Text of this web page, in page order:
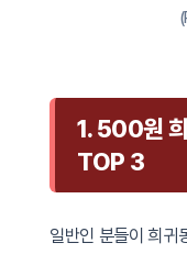
1. 500원
TOP 3
일반인 분들이 희귀